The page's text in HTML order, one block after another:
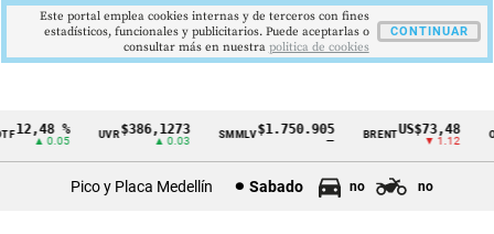
Cintillo
12,48 %
▲ 0.05
UVR$386,1273
▲ 0.03
SMMLV$1.750.905 BRENTUS$73,48
▼ 1.12
Pico y Placa Medellín Sabado no no
Este portal emplea cookies internas y de terceros con fines
estadísticos, funcionales y publicitarios. Puede aceptarlas o
consultar más en nuestra politica de cookies
CONTINUAR